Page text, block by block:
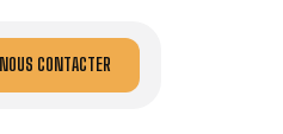
NOUS CONTACTER